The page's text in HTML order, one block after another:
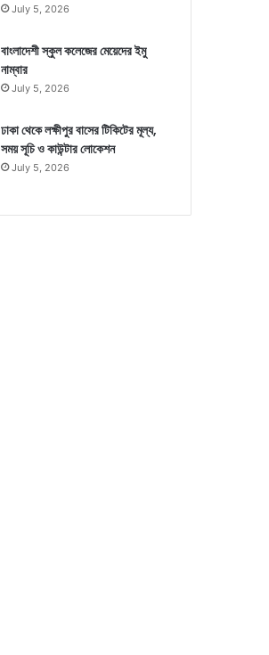
July 5, 2026
বাংলাদেশী স্কুল কলেজের মেয়েদের ইমু
নাম্বার
July 5, 2026
ঢাকা থেকে লক্ষীপুর বাসের টিকিটের মূল্য,
সময় সূচি ও কাউন্টার লোকেশন
July 5, 2026